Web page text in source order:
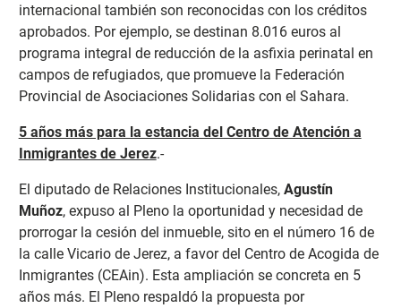
internacional también son reconocidas con los créditos
aprobados. Por ejemplo, se destinan 8.016 euros al
programa integral de reducción de la asfixia perinatal en
campos de refugiados, que promueve la Federación
Provincial de Asociaciones Solidarias con el Sahara.
5 años más para la estancia del Centro de Atención a
Inmigrantes de Jerez.-
El diputado de Relaciones Institucionales, Agustín
Muñoz, expuso al Pleno la oportunidad y necesidad de
prorrogar la cesión del inmueble, sito en el número 16 de
la calle Vicario de Jerez, a favor del Centro de Acogida de
Inmigrantes (CEAin). Esta ampliación se concreta en 5
años más. El Pleno respaldó la propuesta por